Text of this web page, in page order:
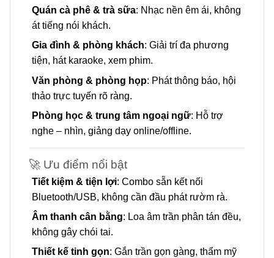
Quán cà phê & trà sữa: Nhạc nền êm ái, không
át tiếng nói khách.
Gia đình & phòng khách: Giải trí đa phương
tiện, hát karaoke, xem phim.
Văn phòng & phòng họp: Phát thông báo, hội
thảo trực tuyến rõ ràng.
Phòng học & trung tâm ngoại ngữ: Hỗ trợ
nghe – nhìn, giảng dạy online/offline.
🚀 Ưu điểm nổi bật
Tiết kiệm & tiện lợi: Combo sẵn kết nối
Bluetooth/USB, không cần đầu phát rườm rà.
Âm thanh cân bằng: Loa âm trần phân tán đều,
không gây chói tai.
Thiết kế tinh gọn: Gắn trần gọn gàng, thẩm mỹ